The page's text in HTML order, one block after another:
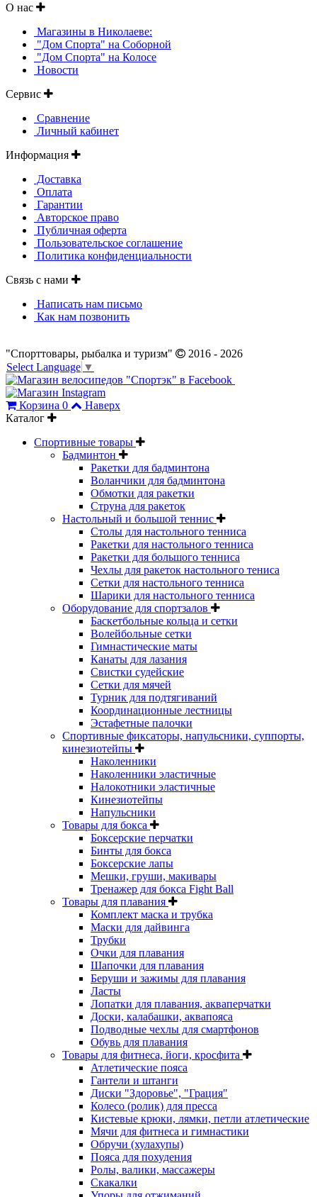
О нас
Магазины в Николаеве:
"Дом Спорта" на Соборной
"Дом Спорта" на Колосе
Новости
Сервис
Сравнение
Личный кабинет
Информация
Доставка
Оплата
Гарантии
Авторское право
Публичная оферта
Пользовательское соглашение
Политика конфиденциальности
Связь с нами
Написать нам письмо
Как нам позвонить
"Спорттовары, рыбалка и туризм"
2016 - 2026
Select Language ▼
Корзина 0
Наверх
Каталог
Спортивные товары
Бадминтон
Ракетки для бадминтона
Воланчики для бадминтона
Обмотки для ракетки
Струна для ракеток
Настольный и большой теннис
Столы для настольного тенниса
Ракетки для настольного тенниса
Ракетки для большого тенниса
Чехлы для ракеток настольного тениса
Сетки для настольного тенниса
Шарики для настольного тенниса
Оборудование для спортзалов
Баскетбольные кольца и сетки
Волейбольные сетки
Гимнастические маты
Канаты для лазания
Свистки судейские
Сетки для мячей
Турник для подтягиваний
Координационные лестницы
Эстафетные палочки
Спортивные фиксаторы, напульсники, суппорты,
кинезиотейпы
Наколенники
Наколенники эластичные
Налокотники эластичные
Кинезиотейпы
Напульсники
Товары для бокса
Боксерские перчатки
Бинты для бокса
Боксерские лапы
Мешки, груши, макивары
Тренажер для бокса Fight Ball
Товары для плавания
Комплект маска и трубка
Маски для дайвинга
Трубки
Очки для плавания
Шапочки для плавания
Беруши и зажимы для плавания
Ласты
Лопатки для плавания, акваперчатки
Доски, калабашки, аквапояса
Подводные чехлы для смартфонов
Обувь для плавания
Товары для фитнеса, йоги, кросфита
Атлетические пояса
Гантели и штанги
Диски "Здоровье", "Грация"
Колесо (ролик) для пресса
Кистевые крюки, лямки, петли атлетические
Мячи для фитнеса и гимнастики
Обручи (хулахупы)
Пояса для похудения
Ролы, валики, массажеры
Скакалки